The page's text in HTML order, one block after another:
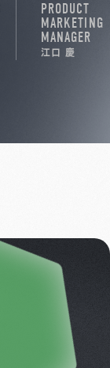
PRODUCT
MARKETING
MANAGER
江口 慶